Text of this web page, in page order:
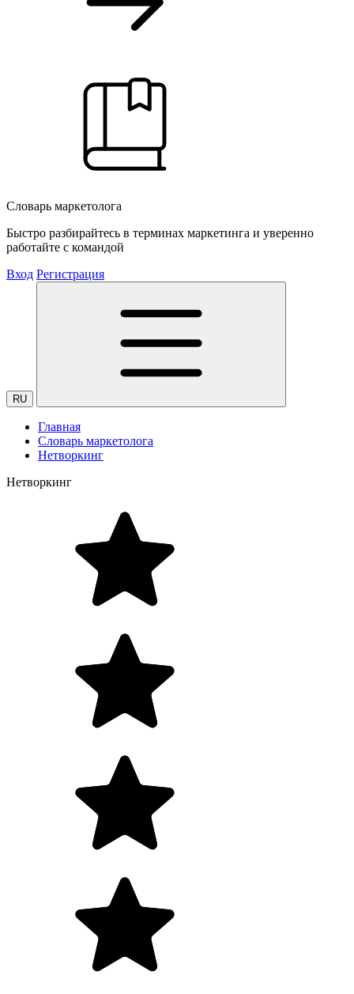
Словарь маркетолога
Быстро разбирайтесь в терминах маркетинга и уверенно
работайте с командой
Вход Регистрация
RU
Главная
Словарь маркетолога
Нетворкинг
Нетворкинг